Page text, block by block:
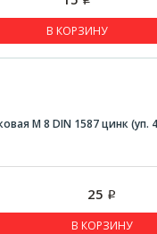
В КОРЗИНУ
М 8 DIN 1587 цинк (уп.
25 Р
В КОРЗИНУ